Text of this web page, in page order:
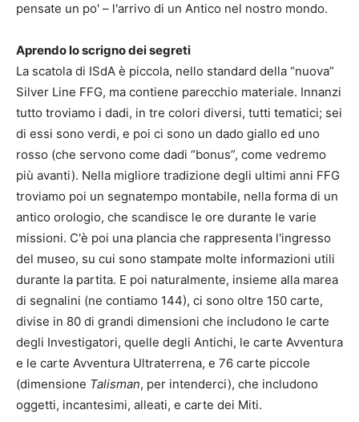
pensate un po' – l'arrivo di un Antico nel nostro mondo.
Aprendo lo scrigno dei segreti
La scatola di ISdA è piccola, nello standard della “nuova”
Silver Line FFG, ma contiene parecchio materiale. Innanzi
tutto troviamo i dadi, in tre colori diversi, tutti tematici; sei
di essi sono verdi, e poi ci sono un dado giallo ed uno
rosso (che servono come dadi “bonus”, come vedremo
più avanti). Nella migliore tradizione degli ultimi anni FFG
troviamo poi un segnatempo montabile, nella forma di un
antico orologio, che scandisce le ore durante le varie
missioni. C'è poi una plancia che rappresenta l'ingresso
del museo, su cui sono stampate molte informazioni utili
durante la partita. E poi naturalmente, insieme alla marea
di segnalini (ne contiamo 144), ci sono oltre 150 carte,
divise in 80 di grandi dimensioni che includono le carte
degli Investigatori, quelle degli Antichi, le carte Avventura
e le carte Avventura Ultraterrena, e 76 carte piccole
(dimensione Talisman, per intenderci), che includono
oggetti, incantesimi, alleati, e carte dei Miti.